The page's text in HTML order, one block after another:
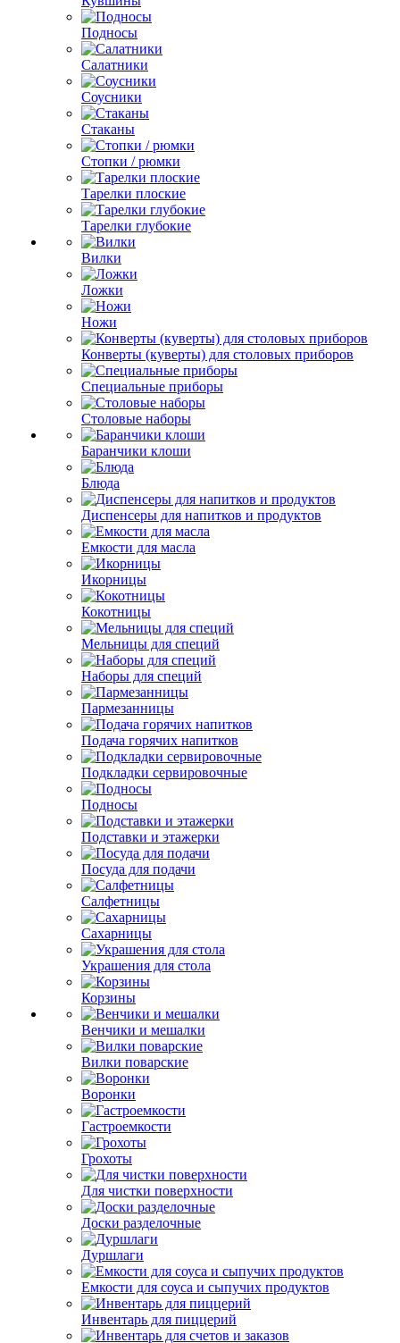
Подносы
Салатники
Соусники
Стаканы
Стопки / рюмки
Тарелки плоские
Тарелки глубокие
Вилки
Ложки
Ножи
Конверты (куверты) для столовых приборов
Специальные приборы
Столовые наборы
Баранчики клоши
Блюда
Диспенсеры для напитков и продуктов
Емкости для масла
Икорницы
Кокотницы
Мельницы для специй
Наборы для специй
Пармезанницы
Подача горячих напитков
Подкладки сервировочные
Подносы
Подставки и этажерки
Посуда для подачи
Салфетницы
Сахарницы
Украшения для стола
Корзины
Венчики и мешалки
Вилки поварские
Воронки
Гастроемкости
Грохоты
Для чистки поверхности
Доски разделочные
Дуршлаги
Емкости для соуса и сыпучих продуктов
Инвентарь для пиццерий